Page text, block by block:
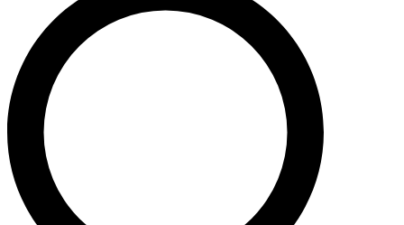
Støt Caritas’ hjælpearbejde i Ukraine her
Støt vores sociale arbejde i Danmark
Støt nu